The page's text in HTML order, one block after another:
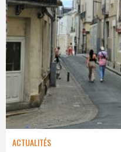
ACTUALITÉS